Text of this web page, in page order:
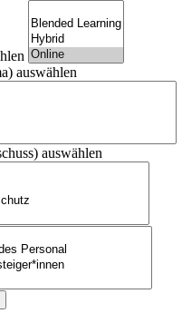
auswählen
auswählen